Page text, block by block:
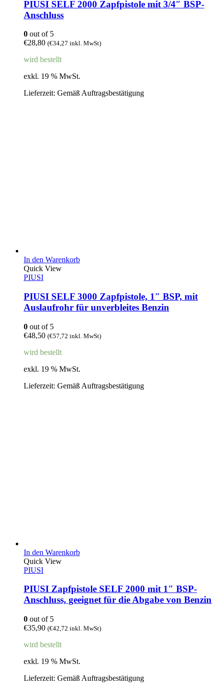
PIUSI SELF 2000 Zapfpistole mit 3/4″ BSP-
Anschluss
0 out of 5
€28,80 (€34,27 inkl. MwSt)
wird bestellt
exkl. 19 % MwSt.
Lieferzeit: Gemäß Auftragsbestätigung
In den Warenkorb
Quick View
PIUSI
PIUSI SELF 3000 Zapfpistole, 1″ BSP, mit
Auslaufrohr für unverbleites Benzin
0 out of 5
€48,50 (€57,72 inkl. MwSt)
wird bestellt
exkl. 19 % MwSt.
Lieferzeit: Gemäß Auftragsbestätigung
In den Warenkorb
Quick View
PIUSI
PIUSI Zapfpistole SELF 2000 mit 1″ BSP-
Anschluss, geeignet für die Abgabe von Benzin
0 out of 5
€35,90 (€42,72 inkl. MwSt)
wird bestellt
exkl. 19 % MwSt.
Lieferzeit: Gemäß Auftragsbestätigung